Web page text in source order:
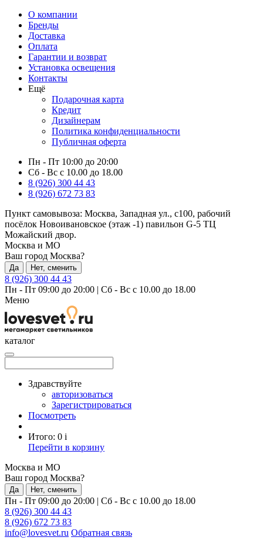
О компании
Бренды
Доставка
Оплата
Гарантии и возврат
Установка освещения
Контакты
Ещё
Подарочная карта
Кредит
Дизайнерам
Политика конфиденциальности
Публичная оферта
Пн - Пт 10:00 до 20:00
Сб - Вс с 10.00 до 18.00
8 (926) 300 44 43
8 (926) 672 73 83
Пункт самовывоза: Москва, Западная ул., с100, рабочий
посёлок Новоивановское (этаж -1) павильон G-5 ТЦ
Можайский двор.
Москва и МО
Ваш город Москва?
Да Нет, сменить
8 (926) 300 44 43
Пн - Пт 09:00 до 20:00 | Сб - Вс с 10.00 до 18.00
Меню
каталог
Здравствуйте
авторизоваться
Зарегистрироваться
Посмотреть
Итого: 0 i
Перейти в корзину
Москва и МО
Ваш город Москва?
Да Нет, сменить
Пн - Пт 09:00 до 20:00 | Сб - Вс с 10.00 до 18.00
8 (926) 300 44 43
8 (926) 672 73 83
info@lovesvet.ru Обратная связь